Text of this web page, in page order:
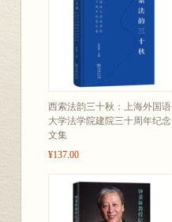
西索法韵三十秋：上海外国语
大学法学院建院三十周年纪念
文集
¥137.00